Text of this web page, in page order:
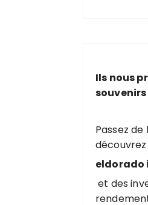
Ils nous
souvenirs
Passez
eldorado
et des